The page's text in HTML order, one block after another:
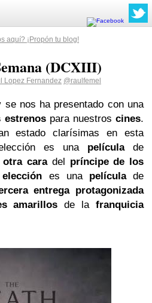
aquí? ¡Propón tu blog!
(DCXIII)
Lopez Fernandez @raulfemel
se nos ha presentado con una
estrenospara nuestroscines.
estado clarísimas en esta
es una películade
otra caradel príncipe de los
elección es una películade
entrega protagonizada
amarillos de lafranquicia